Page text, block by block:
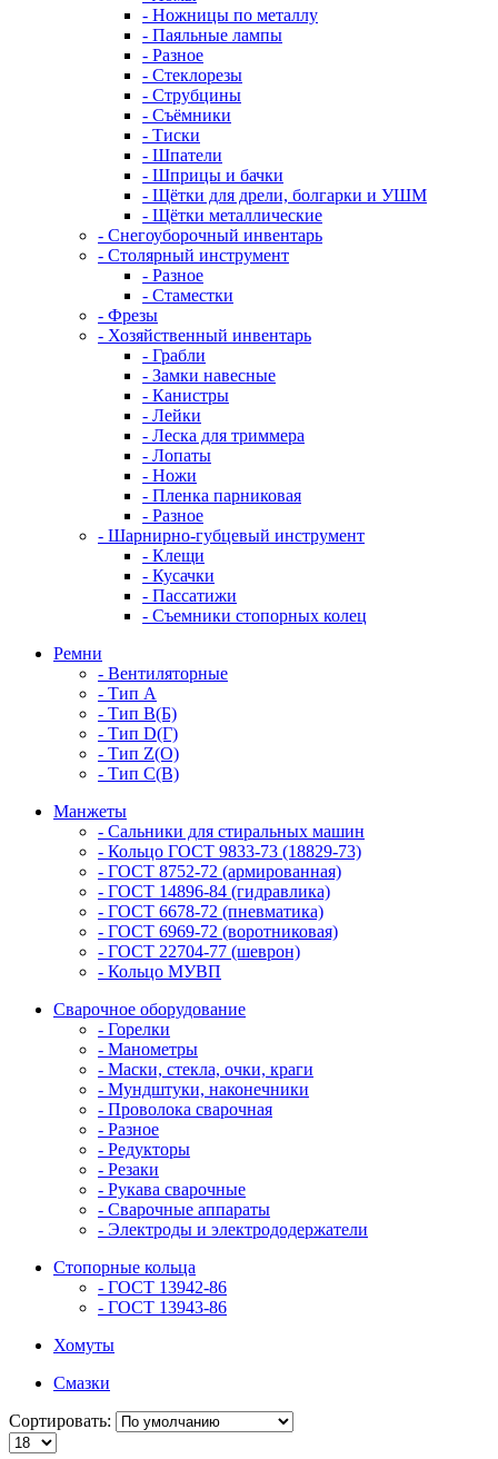
- Ножницы по металлу
- Паяльные лампы
- Разное
- Стеклорезы
- Струбцины
- Съёмники
- Тиски
- Шпатели
- Шприцы и бачки
- Щётки для дрели, болгарки и УШМ
- Щётки металлические
- Снегоуборочный инвентарь
- Столярный инструмент
- Разное
- Стаместки
- Фрезы
- Хозяйственный инвентарь
- Грабли
- Замки навесные
- Канистры
- Лейки
- Леска для триммера
- Лопаты
- Ножи
- Пленка парниковая
- Разное
- Шарнирно-губцевый инструмент
- Клещи
- Кусачки
- Пассатижи
- Съемники стопорных колец
Ремни
- Вентиляторные
- Тип A
- Тип B(Б)
- Тип D(Г)
- Тип Z(O)
- Тип С(В)
Манжеты
- Сальники для стиральных машин
- Кольцо ГОСТ 9833-73 (18829-73)
- ГОСТ 8752-72 (армированная)
- ГОСТ 14896-84 (гидравлика)
- ГОСТ 6678-72 (пневматика)
- ГОСТ 6969-72 (воротниковая)
- ГОСТ 22704-77 (шеврон)
- Кольцо МУВП
Сварочное оборудование
- Горелки
- Манометры
- Маски, стекла, очки, краги
- Мундштуки, наконечники
- Проволока сварочная
- Разное
- Редукторы
- Резаки
- Рукава сварочные
- Сварочные аппараты
- Электроды и электрододержатели
Стопорные кольца
- ГОСТ 13942-86
- ГОСТ 13943-86
Хомуты
Смазки
Сортировать: